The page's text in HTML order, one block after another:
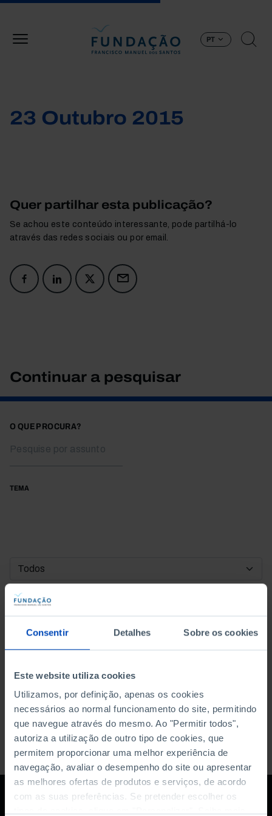
Consentir Detalhes Sobre os cookies
Este website utiliza cookies
Utilizamos, por definição, apenas os cookies
necessários ao normal funcionamento do site, permitindo
que navegue através do mesmo. Ao "Permitir todos",
autoriza a utilização de outro tipo de cookies, que
permitem proporcionar uma melhor experiência de
navegação, avaliar o desempenho do site ou apresentar
as melhores ofertas de produtos e serviços, de acordo
com as suas preferências. Se pretender escolher os
PT
23 Outubro 2015
Quer partilhar esta publicação?
Se achou este conteúdo interessante, pode partilhá-lo
através das redes sociais ou por email.
Continuar a pesquisar
O QUE PROCURA?
TEMA
DATA DE INÍCIO
DATA DE FIM